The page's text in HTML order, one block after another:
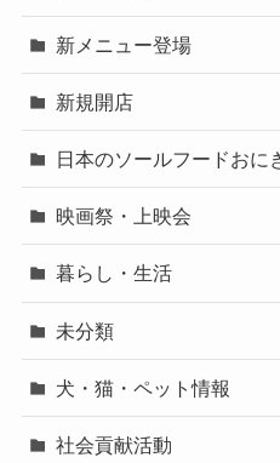
新メニュー登場
新規開店
日本のソールフードおに
映画祭・上映会
暮らし・生活
未分類
犬・猫・ペット情報
社会貢献活動